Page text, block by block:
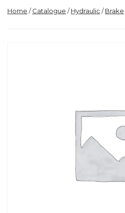
Home /Catalogue /Hydraulic /Brake